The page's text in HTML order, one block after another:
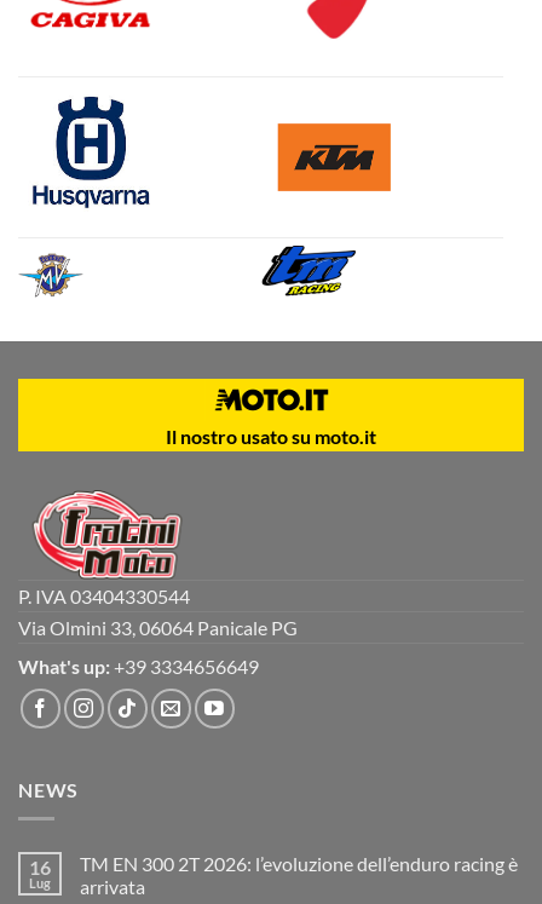
Il nostro usato su moto.it
P. IVA 03404330544
Via Olmini 33, 06064 Panicale PG
What's up: +39 3334656649
NEWS
16
Lug
TM EN 300 2T 2026: l’evoluzione dell’enduro racing è
arrivata